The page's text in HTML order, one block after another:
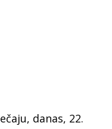
danas, 22.